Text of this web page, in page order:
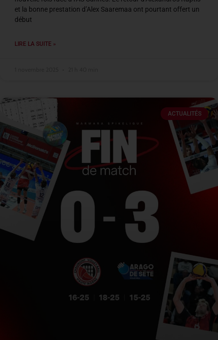
et la bonne prestation d’Alex Saaremaa ont pourtant offert un
début
LIRE LA SUITE »
ACTUALITÉS